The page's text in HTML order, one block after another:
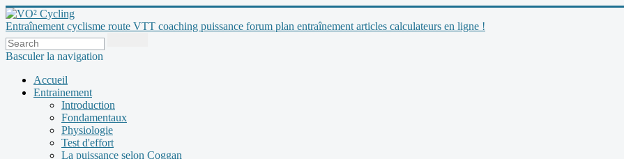
Entraînement cyclisme route VTT coaching puissance forum plan entraînement articles calculateurs en ligne !
Basculer la navigation
Accueil
Entrainement
Introduction
Fondamentaux
Physiologie
Test d'effort
La puissance selon Coggan